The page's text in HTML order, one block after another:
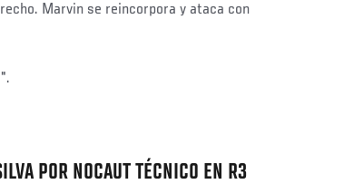
Marvin se reincorpora y ataca con
POR NOCAUT TÉCNICO EN R3